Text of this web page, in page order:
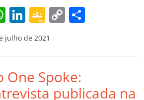
m
W
h
at
s
A
p
Li
n
k
e
dI
n
G
o
o
gl
e
Cl
C
y
Li
n
p
til
julho de 2021
One Spoke:
publicada na